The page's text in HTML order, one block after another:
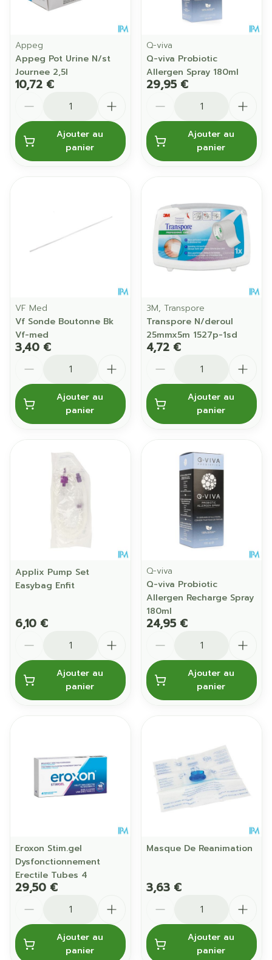
Appeg
Appeg Pot Urine N/st
Journee 2,5l
10,72 €
Ajouter au
panier
Q-viva
Q-viva Probiotic
Allergen Spray 180ml
29,95 €
Ajouter au
panier
VF Med
Vf Sonde Boutonne Bk
Vf-med
3,40 €
Ajouter au
panier
3M, Transpore
Transpore N/deroul
25mmx5m 1527p-1sd
4,72 €
Ajouter au
panier
Applix Pump Set
Easybag Enfit
6,10 €
Ajouter au
panier
Q-viva
Q-viva Probiotic
Allergen Recharge Spray
180ml
24,95 €
Ajouter au
panier
Eroxon Stim.gel
Dysfonctionnement
Erectile Tubes 4
29,50 €
Ajouter au
panier
Masque De Reanimation
3,63 €
Ajouter au
panier